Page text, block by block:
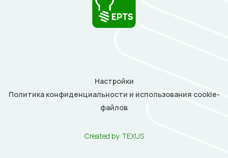
Настройки
Политика конфиденциальности и использования cookie-
файлов
Created by: TEXUS